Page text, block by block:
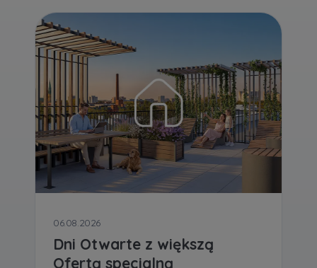
06.08.2026
Dni Otwarte z większą
Ofertą specjalną
notyfikacje@murapol.pl
Skontaktuj się z nami